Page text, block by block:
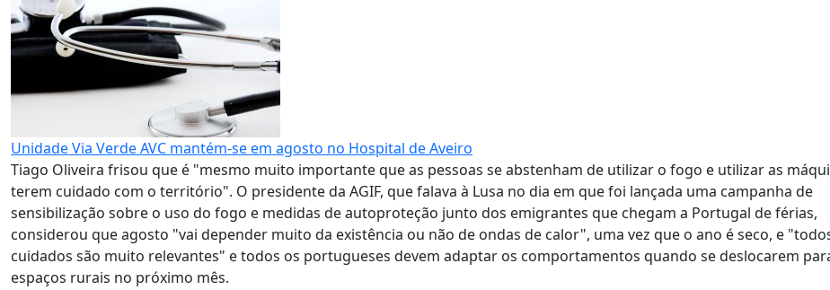
Unidade Via Verde AVC mantém-se em agosto no Hospital de Aveiro
Tiago Oliveira frisou que é "mesmo muito importante que as pessoas se abstenham de utilizar o fogo e utilizar as
terem cuidado com o território". O presidente da AGIF, que falava à Lusa no dia em que foi lançada uma campanha de
sensibilização sobre o uso do fogo e medidas de autoproteção junto dos emigrantes que chegam a Portugal de férias,
considerou que agosto "vai depender muito da existência ou não de ondas de calor", uma vez que o ano é seco, e
cuidados são muito relevantes" e todos os portugueses devem adaptar os comportamentos quando se deslocarem
espaços rurais no próximo mês.